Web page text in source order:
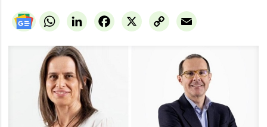
WhatsAppLinkedIn X
Facebook
Copy
Link
Email